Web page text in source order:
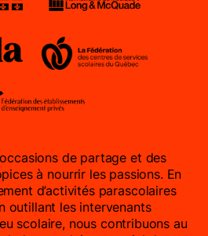
de partage et des
à nourrir les passions. En
d’activités parascolaires
outillant les intervenants
scolaire, nous contribuons au